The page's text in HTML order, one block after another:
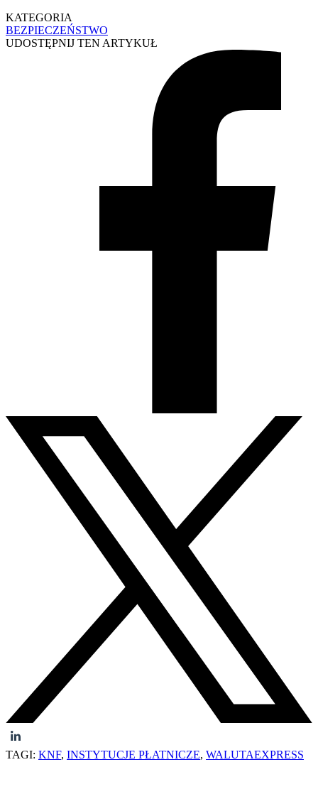
KATEGORIA
BEZPIECZEŃSTWO
UDOSTĘPNIJ TEN ARTYKUŁ
TAGI: KNF, INSTYTUCJE PŁATNICZE, WALUTAEXPRESS